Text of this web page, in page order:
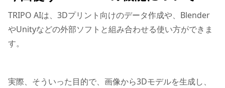
TRIPO AIは、3Dプリント向けのデータ作成や、Blender
やUnityなどの外部ソフトと組み合わせる使い方ができま
す。
実際、そういった目的で、画像から3Dモデルを生成し、